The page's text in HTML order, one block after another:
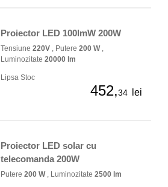
Proiector LED 100lmW 200W
Tensiune 220V , Putere 200 W,
Luminozitate 20000 lm
Lipsa Stoc
452,34 lei
Proiector LED solar cu
telecomanda 200W
Putere 200 W, Luminozitate 2500 lm